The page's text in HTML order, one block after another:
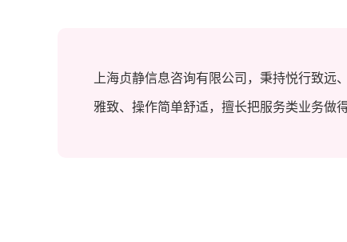
上海贞静信息咨询有限公司，秉持悦行致
雅致、操作简单舒适，擅长把服务类业务做